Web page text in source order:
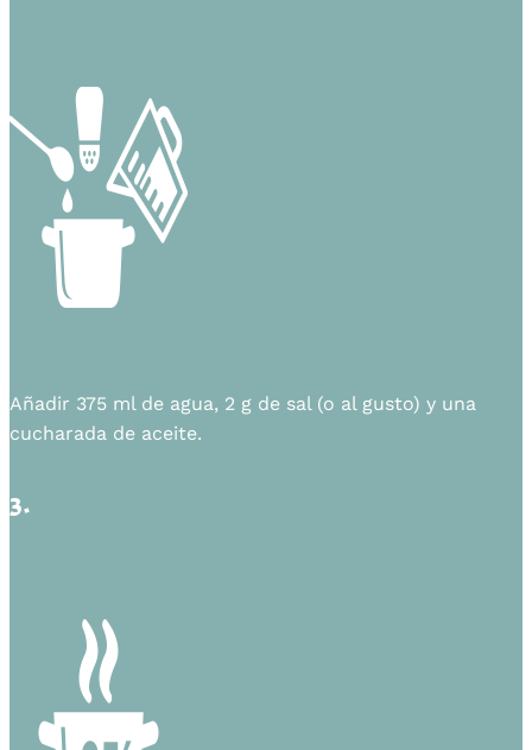
Añadir 375 ml de agua, 2 g de sal (o al gusto) y una
cucharada de aceite.
3.